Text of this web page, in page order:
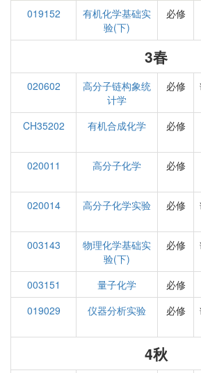
019152
有机化学基础实
验(下)
必修
3春
020602
高分子链构象统
计学
必修
CH35202
有机合成化学 必修
020011
高分子化学 必修
020014
高分子化学实验 必修
003143
物理化学基础实
验(下)
必修
003151 量子化学 必修
019029
仪器分析实验 必修
4秋